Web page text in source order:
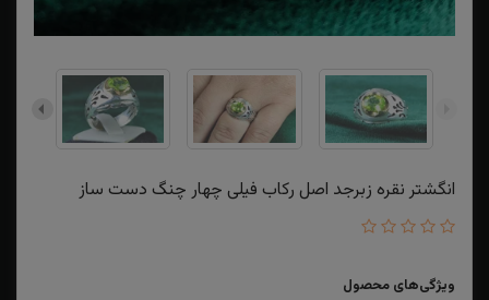
انگشتر نقره زبرجد اصل رکاب فیلی چهار چنگ دست ساز
ویژگی‌های محصول